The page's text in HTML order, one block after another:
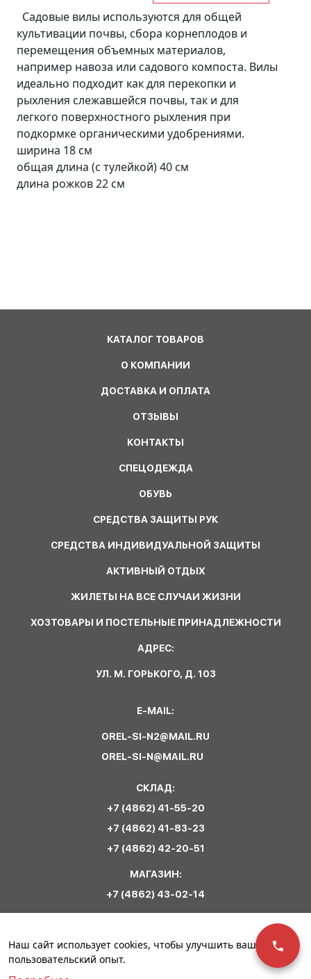
Садовые вилы используются для общей
культивации почвы, сбора корнеплодов и
перемещения объемных материалов,
например навоза или садового компоста. Вилы
идеально подходит как для перекопки и
рыхления слежавшейся почвы, так и для
легкого поверхностного рыхления при
подкормке органическими удобрениями.
ширина 18 см
общая длина (с тулейкой) 40 см
длина рожков 22 см
КАТАЛОГ ТОВАРОВ
О КОМПАНИИ
ДОСТАВКА И ОПЛАТА
ОТЗЫВЫ
КОНТАКТЫ
СПЕЦОДЕЖДА
ОБУВЬ
СРЕДСТВА ЗАЩИТЫ РУК
СРЕДСТВА ИНДИВИДУАЛЬНОЙ ЗАЩИТЫ
АКТИВНЫЙ ОТДЫХ
ЖИЛЕТЫ НА ВСЕ СЛУЧАИ ЖИЗНИ
ХОЗТОВАРЫ И ПОСТЕЛЬНЫЕ ПРИНАДЛЕЖНОСТИ
АДРЕС:
УЛ. М. ГОРЬКОГО, Д. 103
E-MAIL:
OREL-SI-N2@MAIL.RU
OREL-SI-N@MAIL.RU
СКЛАД:
+7 (4862) 41-55-20
+7 (4862) 41-83-23
+7 (4862) 42-20-51
МАГАЗИН:
+7 (4862) 43-02-14
Обратная связь
Наш сайт использует cookies, чтобы улучшить ваш
пользовательский опыт.